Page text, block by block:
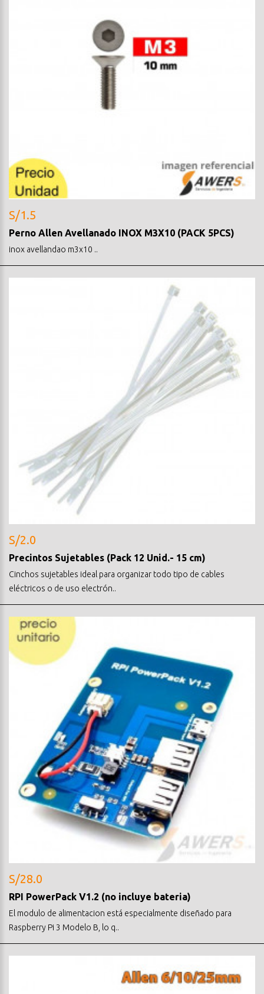
S/1.5
Perno Allen Avellanado INOX M3X10 (PACK 5PCS)
inox avellandao m3x10 ..
S/2.0
Precintos Sujetables (Pack 12 Unid.- 15 cm)
Cinchos sujetables ideal para organizar todo tipo de cables
eléctricos o de uso electrón..
S/28.0
RPI PowerPack V1.2 (no incluye bateria)
El modulo de alimentacion está especialmente diseñado para
Raspberry Pi 3 Modelo B, lo q..